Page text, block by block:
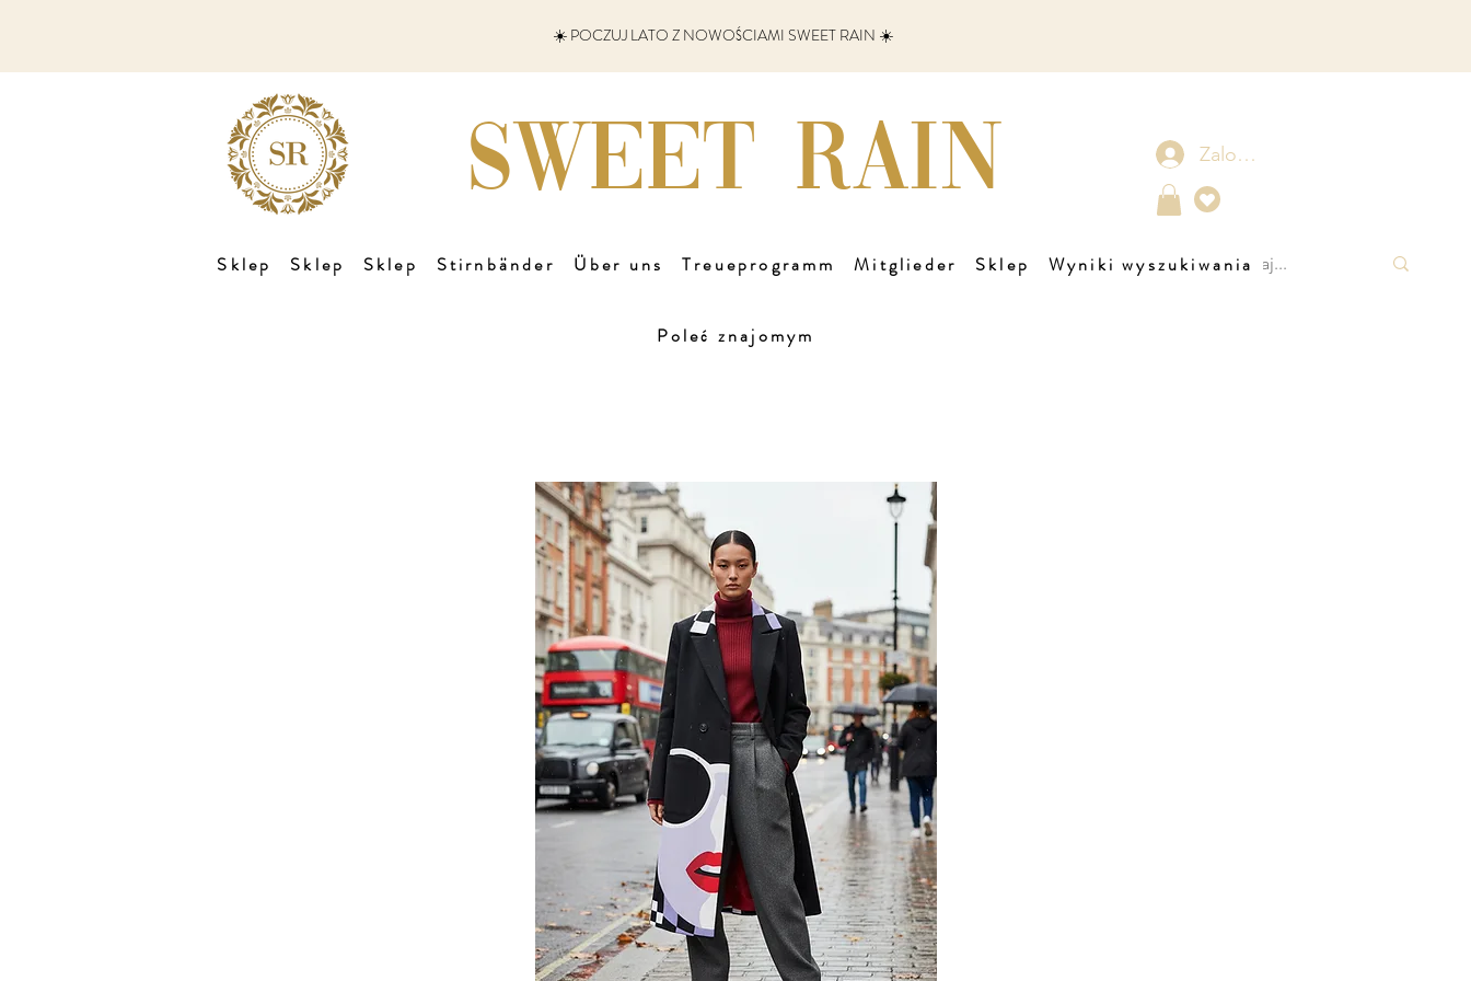
☀️ POCZUJ LATO Z NOWOŚCIAMI SWEET RAIN ☀️
SWEET RAIN Zaloguj się
Sklep Sklep Sklep Stirnbänder Über uns Treueprogramm Mitglieder Sklep Wyniki wyszukiwania
Poleć znajomym